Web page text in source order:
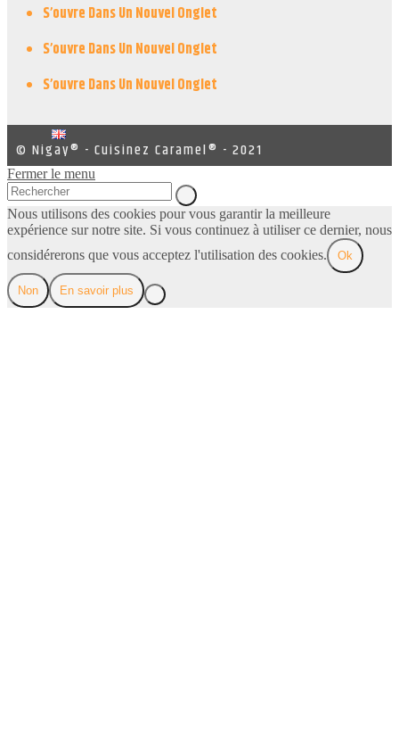
S’ouvre Dans Un Nouvel Onglet
S’ouvre Dans Un Nouvel Onglet
S’ouvre Dans Un Nouvel Onglet
© Nigay® - Cuisinez Caramel® - 2021
Fermer le menu
Nous utilisons des cookies pour vous garantir la meilleure
expérience sur notre site. Si vous continuez à utiliser ce dernier, nous
considérerons que vous acceptez l'utilisation des cookies.
Ok
Non En savoir plus